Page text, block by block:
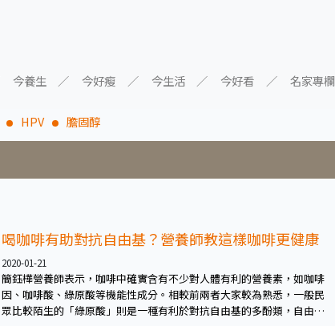
今養生 今好瘦 今生活 今好看 名家專欄
HPV 膽固醇
喝咖啡有助對抗自由基？營養師教這樣咖啡更健康
2020-01-21
簡鈺樺營養師表示，咖啡中確實含有不少對人體有利的營養素，如咖啡
因、咖啡酸、綠原酸等機能性成分。相較前兩者大家較為熟悉，一般民
眾比較陌生的「綠原酸」則是一種有利於對抗自由基的多酚類，自由基